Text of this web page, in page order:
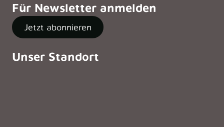
Für Newsletter anmelden
Jetzt abonnieren
Unser Standort